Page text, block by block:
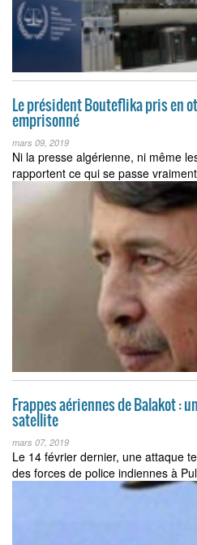
Le président Bouteflika pris en
emprisonné
mars 09, 2019
Ni la presse algérienne, ni même
rapportent ce qui se passe
Frappes aériennes de Balakot :
satellite
mars 07, 2019
Le 14 février dernier, une attaque
des forces de police indiennes à